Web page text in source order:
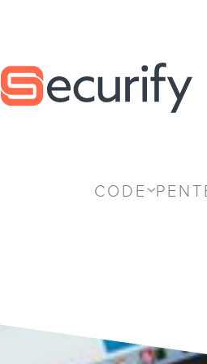
Securify home
CODE